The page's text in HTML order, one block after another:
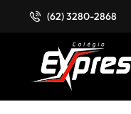
(62) 3280-2868